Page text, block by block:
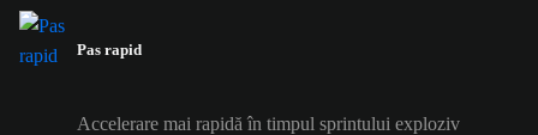
Pas rapid
Accelerare mai rapidă în timpul sprintului exploziv